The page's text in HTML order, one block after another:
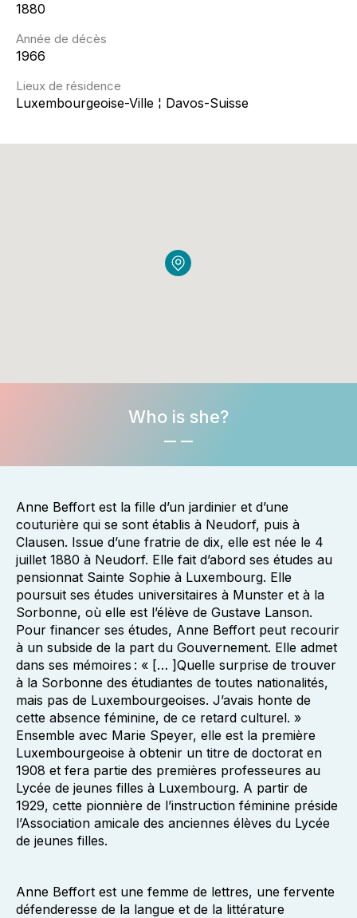
1880
Année de décès
1966
Lieux de résidence
Luxembourgeoise-Ville ¦ Davos-Suisse
Who is she?
Anne Beffort est la fille d’un jardinier et d’une
couturière qui se sont établis à Neudorf, puis à
Clausen. Issue d’une fratrie de dix, elle est née le 4
juillet 1880 à Neudorf. Elle fait d’abord ses études au
pensionnat Sainte Sophie à Luxembourg. Elle
poursuit ses études universitaires à Munster et à la
Sorbonne, où elle est l’élève de Gustave Lanson.
Pour financer ses études, Anne Beffort peut recourir
à un subside de la part du Gouvernement. Elle admet
dans ses mémoires : « [… ]Quelle surprise de trouver
à la Sorbonne des étudiantes de toutes nationalités,
mais pas de Luxembourgeoises. J’avais honte de
cette absence féminine, de ce retard culturel. »
Ensemble avec Marie Speyer, elle est la première
Luxembourgeoise à obtenir un titre de doctorat en
1908 et fera partie des premières professeures au
Lycée de jeunes filles à Luxembourg. A partir de
1929, cette pionnière de l’instruction féminine préside
l’Association amicale des anciennes élèves du Lycée
de jeunes filles.
Anne Beffort est une femme de lettres, une fervente
défenderesse de la langue et de la littérature